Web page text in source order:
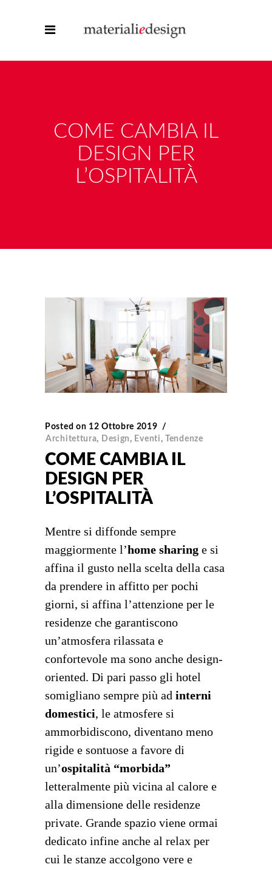
COME CAMBIA IL
DESIGN PER
L’OSPITALITÀ
Posted on 12 Ottobre 2019
Architettura, Design, Eventi, Tendenze
COME CAMBIA IL
DESIGN PER
L’OSPITALITÀ
Mentre si diffonde sempre
maggiormente l’home sharing e si
affina il gusto nella scelta della casa
da prendere in affitto per pochi
giorni, si affina l’attenzione per le
residenze che garantiscono
un’atmosfera rilassata e
confortevole ma sono anche design-
oriented. Di pari passo gli hotel
somigliano sempre più ad interni
domestici, le atmosfere si
ammorbidiscono, diventano meno
rigide e sontuose a favore di
un’ospitalità “morbida”
letteralmente più vicina al calore e
alla dimensione delle residenze
private. Grande spazio viene ormai
dedicato infine anche al relax per
cui le stanze accolgono vere e